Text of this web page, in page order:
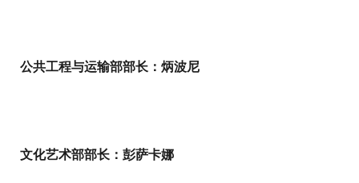
公共工程与运输部部长：炳波尼
文化艺术部部长：彭萨卡娜